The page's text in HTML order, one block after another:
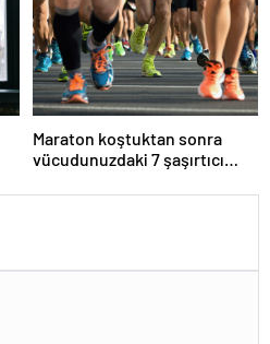
Maraton koştuktan sonra
vücudunuzdaki 7 şaşırtıcı